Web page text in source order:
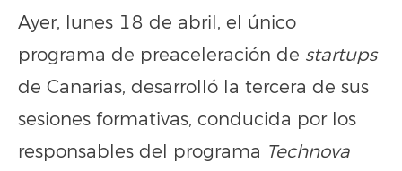
Ayer, lunes 18 de abril, el único
programa de preaceleración de startups
de Canarias, desarrolló la tercera de sus
sesiones formativas, conducida por los
responsables del programa Technova